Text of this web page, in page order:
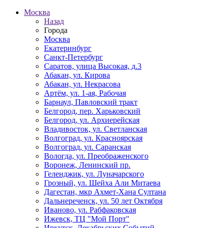
Москва
Назад
Города
Москва
Екатеринбург
Санкт-Петербург
Саратов, улица Высокая, д.3
Абакан, ул. Кирова
Абакан, ул. Некрасова
Артём, ул. 1-ая, Рабочая
Барнаул, Павловский тракт
Белгород, пер. Харьковский
Белгород, ул. Архиерейская
Владивосток, ул. Светланская
Волгоград, ул. Красноярская
Волгоград, ул. Саранская
Вологда, ул. Преображенского
Воронеж, Ленинский пр.
Геленджик, ул. Луначарского
Грозный, ул. Шейха Али Митаева
Дагестан, мкр Ахмет-Хана Султана
Дальнереченск, ул. 50 лет Октября
Иваново, ул. Рабфаковская
Ижевск, ТЦ "Мой Порт"